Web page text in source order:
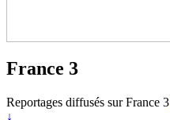
France 3
Reportages diffusés sur France 3
↓